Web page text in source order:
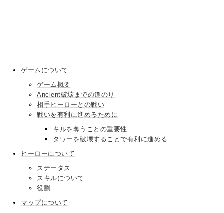
ゲームについて
ゲーム概要
Ancient破壊までの道のり
相手ヒーローとの戦い
戦いを有利に進めるために
キルを奪うことの重要性
タワーを破壊することで有利に進める
ヒーローについて
ステータス
スキルについて
役割
マップについて